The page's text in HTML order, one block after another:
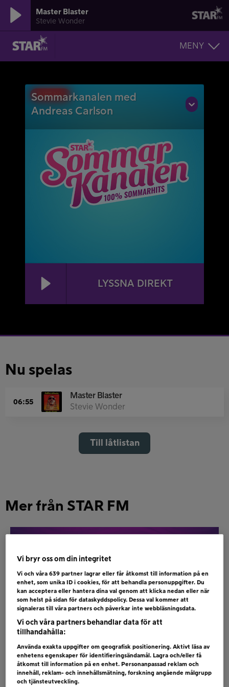
Master Blaster
Stevie Wonder
MENY
JUST NU
Sommarkanalen med
Andreas Carlson
LYSSNA DIREKT
Nu spelas
06:55
Master Blaster
Stevie Wonder
Till låtlistan
Mer från STAR FM
TÄVLA OCH VINN EN RESA TILL
BERLIN!
Vi bryr oss om din integritet
Vi och våra639 partner lagrar eller får åtkomst till information på en
enhet, som unika ID i cookies, för att behandla personuppgifter. Du
kan acceptera eller hantera dina val genom att klicka nedan eller när
som helst på sidan för dataskyddspolicy. Dessa val kommer att
signaleras till våra partners och påverkar inte webbläsningsdata.
Vi och våra partners behandlar data för att
tillhandahålla:
Använda exakta uppgifter om geografisk positionering. Aktivt läsa av
enhetens egenskaper för identifieringsändamål. Lagra och/eller få
åtkomst till information på en enhet. Personanpassad reklam och
innehåll, reklam- och innehållsmätning, forskning angående målgrupp
och tjänsteutveckling.